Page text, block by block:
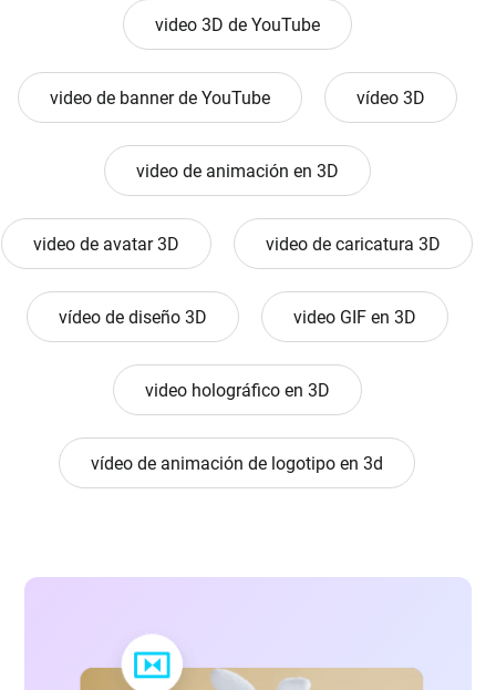
video 3D de YouTube
video de banner de YouTube vídeo 3D
video de animación en 3D
video de avatar 3D video de caricatura 3D
vídeo de diseño 3D video GIF en 3D
video holográfico en 3D
vídeo de animación de logotipo en 3d